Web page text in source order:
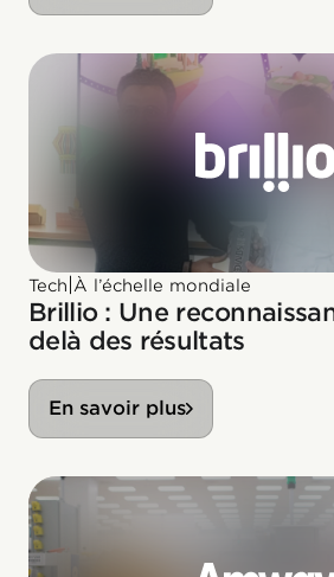
Tech À l’échelle mondiale
Brillio : Une
delà des résultats
En savoir plus